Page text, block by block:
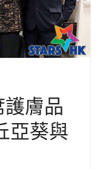
膚品
亞葵與